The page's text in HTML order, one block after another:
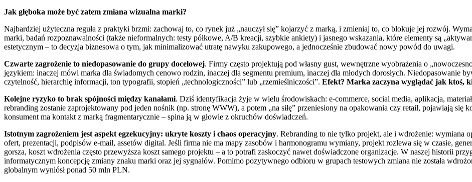
Jak głęboka może być zatem zmiana wizualna marki?
Najbardziej użyteczna reguła z praktyki brzmi: zachowaj to, co rynek już „nauczył się” kojarzyć z marką, i zmieniaj to, co blokuje jej rozwój.
marki, badań rozpoznawalności (także nieformalnych: testy półkowe, A/B kreacji, szybkie ankiety) i jasnego wskazania, które elementy są
estetycznym – to decyzja biznesowa o tym, jak minimalizować utratę nawyku zakupowego, a jednocześnie zbudować nowy powód do uwagi.
Czwarte zagrożenie to niedopasowanie do grupy docelowej. Firmy często projektują pod własny gust, wewnętrzne wyobrażenia o
językiem: inaczej mówi marka dla świadomych cenowo rodzin, inaczej dla segmentu premium, inaczej dla młodych dorosłych. Niedopasowanie
czytelność, hierarchię informacji, ton typografii, stopień „technologiczności” lub „rzemieślniczości”. Efekt? Marka zaczyna wyglądać jak ktoś,
Kolejne ryzyko to brak spójności między kanałami. Dziś identyfikacja żyje w wielu środowiskach: e-commerce, social media, aplikacja,
rebranding zostanie zaprojektowany pod jeden nośnik (np. stronę WWW), a potem „na siłę” przeniesiony na opakowania czy retail, pojawiają się
konsument ma kontakt z marką fragmentarycznie – spina ją w głowie z okruchów doświadczeń.
Istotnym zagrożeniem jest aspekt egzekucyjny: ukryte koszty i chaos operacyjny. Rebranding to nie tylko projekt, ale i wdrożenie: wymiana
ofert, prezentacji, podpisów e-mail, assetów digital. Jeśli firma nie ma mapy zasobów i harmonogramu wymiany, projekt rozlewa się w czasie,
gorsza, koszt wdrożenia często przewyższa koszt samego projektu – a to potrafi zaskoczyć nawet doświadczone organizacje. W naszej historii
informatycznym koncepcję zmiany znaku marki oraz jej sygnałów. Pomimo pozytywnego odbioru w grupach testowych zmiana nie została
globalnym wyniósł ponad 50 mln PLN.